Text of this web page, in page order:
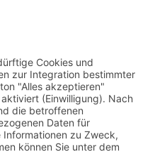
Lieber nicht